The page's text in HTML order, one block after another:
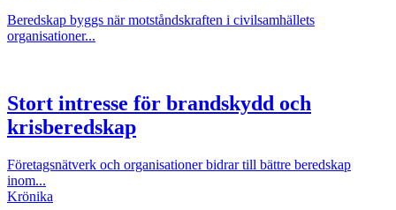
Beredskap byggs när motståndskraften i civilsamhällets
organisationer...
Stort intresse för brandskydd och
krisberedskap
Företagsnätverk och organisationer bidrar till bättre beredskap
inom...
Krönika